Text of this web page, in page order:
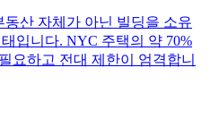
산 자체가 아닌 빌딩을 소유
입니다. NYC 주택의 약 70%
요하고 전대 제한이 엄격합니